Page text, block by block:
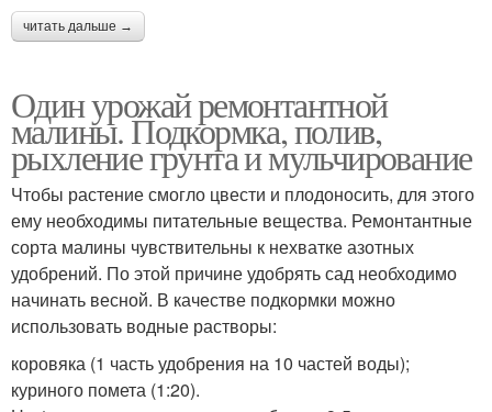
читать дальше →
Один урожай ремонтантной
малины. Подкормка, полив,
рыхление грунта и мульчирование
Чтобы растение смогло цвести и плодоносить, для этого
ему необходимы питательные вещества. Ремонтантные
сорта малины чувствительны к нехватке азотных
удобрений. По этой причине удобрять сад необходимо
начинать весной. В качестве подкормки можно
использовать водные растворы:
коровяка (1 часть удобрения на 10 частей воды);
куриного помета (1:20).